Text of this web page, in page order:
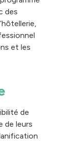
des
et les
de
de leurs